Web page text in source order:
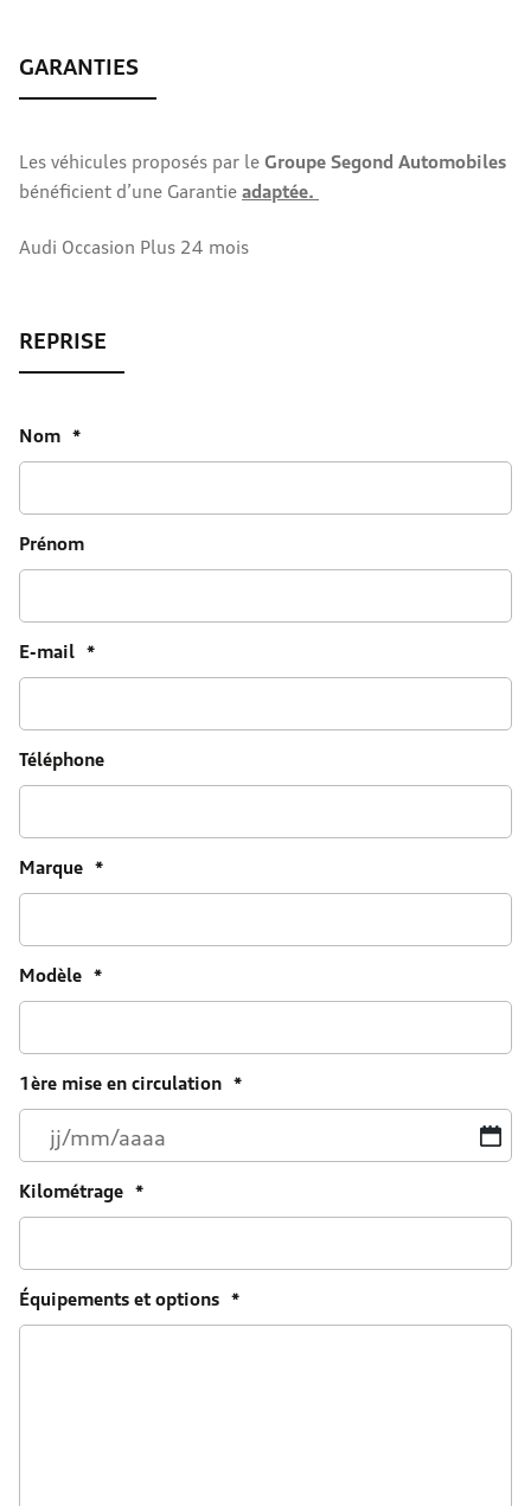
Les véhicules proposés par le Groupe Segond Automobiles
bénéficient d’une Garantie adaptée.
Audi Occasion Plus 24 mois
Nom *
Prénom
E-mail *
Téléphone
Marque *
Modèle *
1ère mise en circulation *
JJ
Kilométrage *
Équipements et options *